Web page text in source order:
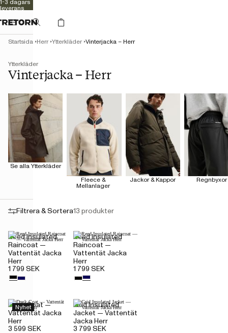
Kvalitet
sedan 1891
Ytterkläder
Vinterjacka – Herr
Startsida Herr Ytterkläder Vinterjacka – Herr
Se alla Ytterkläder
Fleece &
Mellanlager
Jackor & Kappor Regnbyxor
Filtrera & Sortera13 produkter
Reed Insulated
Raincoat —
Vattentät Jacka
Herr
1 799 SEK
Reed Insulated
Raincoat —
Vattentät Jacka
Herr
1 799 SEK
Nyhet
Dusk Coat —
Vattentät Jacka
Herr
3 599 SEK
Grid Insulated
Jacket — Vattentät
Jacka Herr
3 799 SEK